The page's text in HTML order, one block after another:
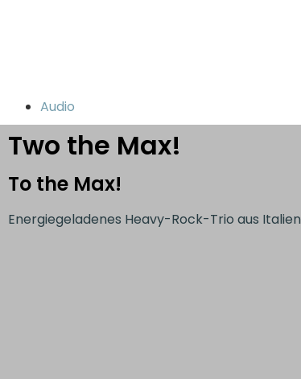
Audio
Two the Max!
To the Max!
Energiegeladenes Heavy-Rock-Trio aus Italien